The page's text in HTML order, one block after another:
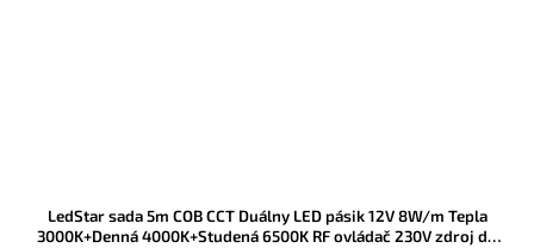
LedStar sada 5m COB CCT Duálny LED pásik 12V 8W/m Tepla
3000K+Denná 4000K+Studená 6500K RF ovládač 230V zdroj do